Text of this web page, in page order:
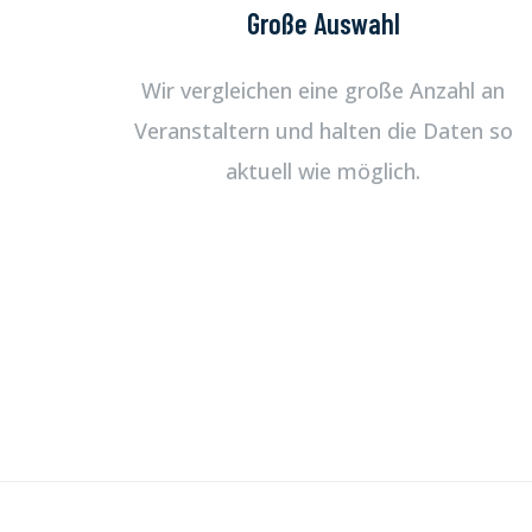
Große Auswahl
Wir vergleichen eine große Anzahl an
Veranstaltern und halten die Daten so
aktuell wie möglich.